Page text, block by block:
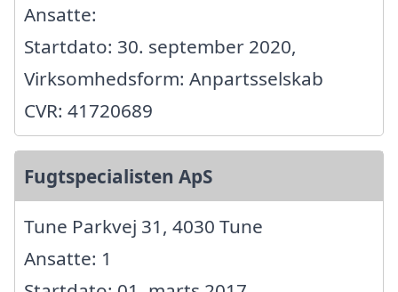
Ansatte:
Startdato: 30. september 2020,
Virksomhedsform: Anpartsselskab
CVR: 41720689
Fugtspecialisten ApS
Tune Parkvej 31, 4030 Tune
Ansatte: 1